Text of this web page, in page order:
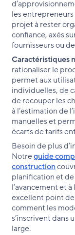
les
projet à rester
confiance, axés
fournisseurs ou
Caractéristiques
rationaliser le
permet aux
individuelles, de
de recouper les
à l’estimation de
manuelles et
écarts de tarifs
Besoin de plus
Notreguide
construction
planification et
l’avancement et
excellent point
comment les
s’inscrivent dans
large.